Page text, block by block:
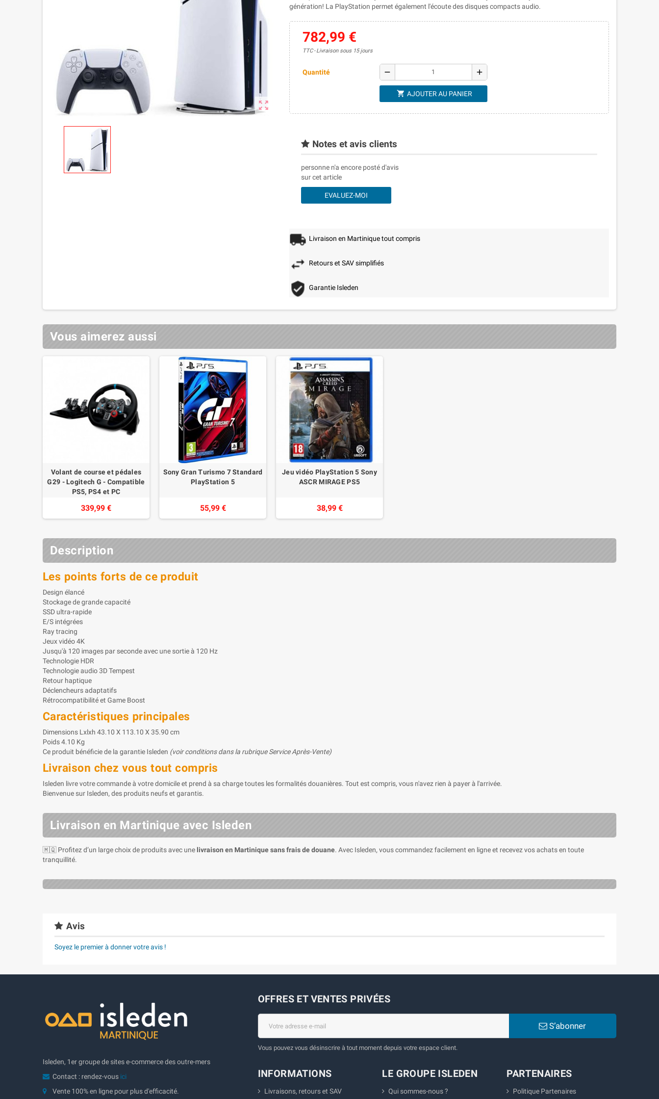
zoom_out_map
génération! La PlayStation permet également l'écoute des disques compacts audio.
782,99 €
TTC Livraison sous 15 jours
Quantité remove add
shopping_cart AJOUTER AU PANIER
Notes et avis clients
personne n'a encore posté d'avis
sur cet article
EVALUEZ-MOI
Livraison en Martinique tout compris
Retours et SAV simplifiés
Garantie Isleden
Vous aimerez aussi
Volant de course et pédales
G29 - Logitech G - Compatible
PS5, PS4 et PC
339,99 €
Sony Gran Turismo 7 Standard
PlayStation 5
55,99 €
Jeu vidéo PlayStation 5 Sony
ASCR MIRAGE PS5
38,99 €
Description
Les points forts de ce produit
Design élancé
Stockage de grande capacité
SSD ultra-rapide
E/S intégrées
Ray tracing
Jeux vidéo 4K
Jusqu'à 120 images par seconde avec une sortie à 120 Hz
Technologie HDR
Technologie audio 3D Tempest
Retour haptique
Déclencheurs adaptatifs
Rétrocompatibilité et Game Boost
Caractéristiques principales
Dimensions Lxlxh 43.10 X 113.10 X 35.90 cm
Poids 4.10 Kg
Ce produit bénéficie de la garantie Isleden (voir conditions dans la rubrique Service Après-Vente)
Livraison chez vous tout compris
Isleden livre votre commande à votre domicile et prend à sa charge toutes les formalités douanières. Tout est compris, vous n'avez rien à payer à l'arrivée.
Bienvenue sur Isleden, des produits neufs et garantis.
Livraison en Martinique avec Isleden
🇲🇶 Profitez d’un large choix de produits avec une livraison en Martinique sans frais de douane. Avec Isleden, vous commandez facilement en ligne et recevez vos achats en toute
tranquillité.
Avis
Soyez le premier à donner votre avis !
Isleden, 1er groupe de sites e-commerce des outre-mers
Contact : rendez-vous ici
Vente 100% en ligne pour plus d'efficacité.
OFFRES ET VENTES PRIVÉES
S’abonner
Vous pouvez vous désinscrire à tout moment depuis votre espace client.
INFORMATIONS
Livraisons, retours et SAV
LE GROUPE ISLEDEN
Qui sommes-nous ?
PARTENAIRES
Politique Partenaires